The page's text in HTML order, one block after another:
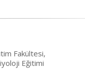
Fakültesi,
Eğitimi